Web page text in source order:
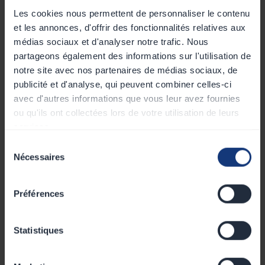
Les cookies nous permettent de personnaliser le contenu
et les annonces, d'offrir des fonctionnalités relatives aux
médias sociaux et d'analyser notre trafic. Nous
partageons également des informations sur l'utilisation de
notre site avec nos partenaires de médias sociaux, de
publicité et d'analyse, qui peuvent combiner celles-ci
avec d'autres informations que vous leur avez fournies
ou qu'ils ont collectées lors de votre utilisation de leurs
Nécessaires
Préférences
Statistiques
puissance de la borne. En recharge rapide, il est
possible de faire un plein en moins d’une heure par
exemple.
✨ Des moyens de paiement
Afin de régler votre plein, vous pouvez soit le faire
préalable, soit payer en carte si un terminal de
paiement est mis à votre disposition, soit par le biais
☄️ Un réseau de recharge en